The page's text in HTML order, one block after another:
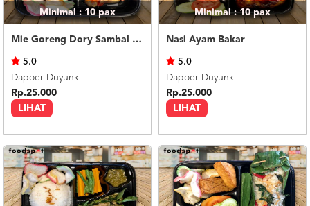
Minimal : 10 pax
Mie Goreng Dory Sambal Matah
LIHAT
5.0
Dapoer Duyunk
Rp.25.000
Minimal : 10pax
Nasi Ayam Bakar
LIHAT
5.0
Dapoer Duyunk
Rp.25.000